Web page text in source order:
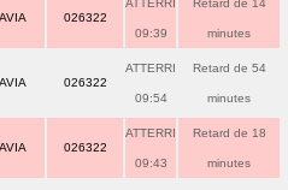
026322
ATTERRI
09:39
Retard de 14
minutes
026322
ATTERRI
09:54
Retard de 54
minutes
026322
ATTERRI
09:43
Retard de 18
minutes